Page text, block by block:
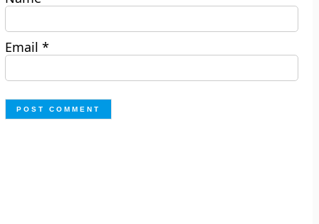
Email*